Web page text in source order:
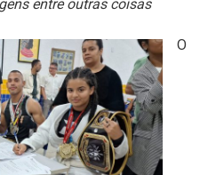
entre outras coisas
O